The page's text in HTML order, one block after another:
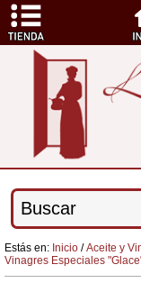
Estás en: Inicio /Aceite y
Vinagres Especiales